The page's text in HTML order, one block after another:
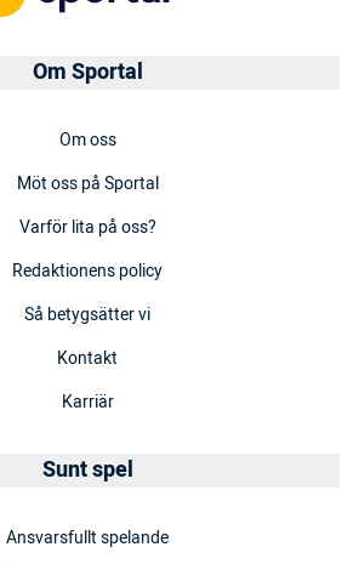
Om Sportal
Om oss
Möt oss på Sportal
Varför lita på oss?
Redaktionens policy
Så betygsätter vi
Kontakt
Karriär
Sunt spel
Ansvarsfullt spelande